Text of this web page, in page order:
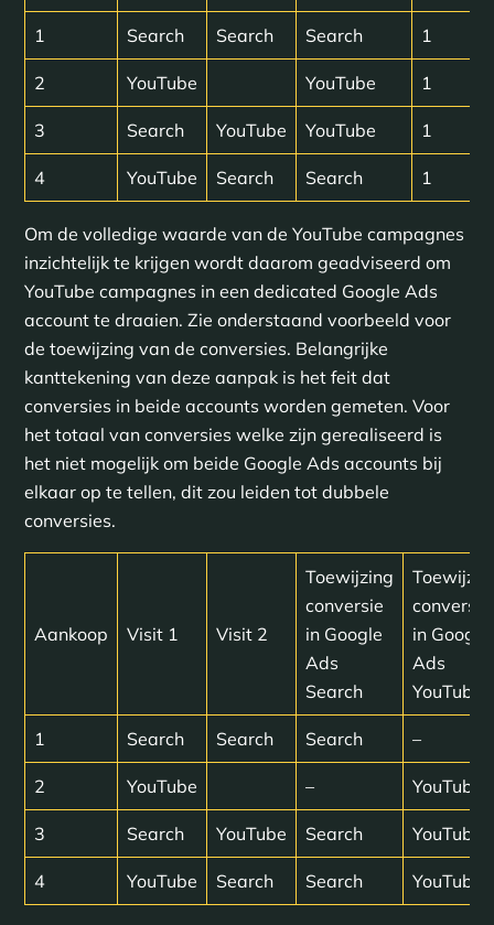
1 Search Search Search 1
2 YouTube YouTube 1
3 Search YouTube YouTube 1
4 YouTube Search Search 1
Om de volledige waarde van de YouTube campagnes
inzichtelijk te krijgen wordt daarom geadviseerd om
YouTube campagnes in een dedicated Google Ads
account te draaien. Zie onderstaand voorbeeld voor
de toewijzing van de conversies. Belangrijke
kanttekening van deze aanpak is het feit dat
conversies in beide accounts worden gemeten. Voor
het totaal van conversies welke zijn gerealiseerd is
het niet mogelijk om beide Google Ads accounts bij
elkaar op te tellen, dit zou leiden tot dubbele
conversies.
Aankoop Visit 1 Visit 2
Toewijzing
conversie
in Google
Ads
Search
conversie
in Google
Ads
YouTube
1 Search Search Search –
2 YouTube – YouTube
3 Search YouTube Search YouTube
4 YouTube Search Search YouTube